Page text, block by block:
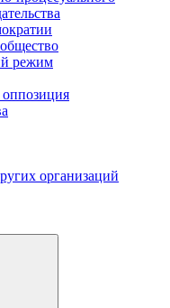
режим
организаций